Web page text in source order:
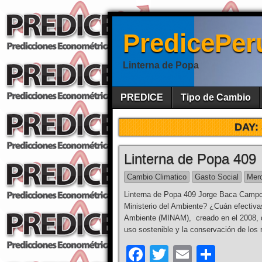
Linterna de Popa
PREDICE Tipo de Cambio
DAY:
Linterna de Popa 409
Cambio Climatico Gasto Social
Linterna de Popa 409 Jorge Baca
Ministerio del Ambiente? ¿Cuán
Ambiente (MINAM), creado en el 2008,
uso sostenible y la conservación de
F
T
E